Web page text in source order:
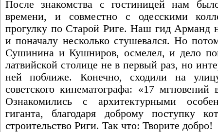
После знакомства с гостиницей нам
времени, и совместно с одесскими
прогулку по Старой Риге. Наш гид Арманд
и поначалу несколько стушевался. Но
Сушинина и Кушниров, осмелел, и дело
латвийской столице не в первый раз, но
ней поближе. Конечно, сходили на
советского кинематографа: «17
Ознакомились с архитектурными
гиганта, благодаря доброму поступку
строительство Риги. Так что: Творите добро!